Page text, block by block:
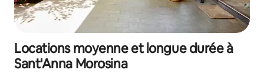
Locations moyenne et longue durée à
Sant'Anna Morosina